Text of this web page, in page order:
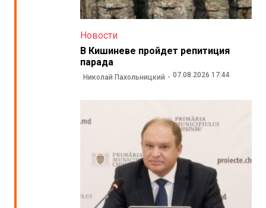
Новости
В Кишиневе пройдет репитиция
парада
Николай Пахольницкий 07.08.2026 17:44